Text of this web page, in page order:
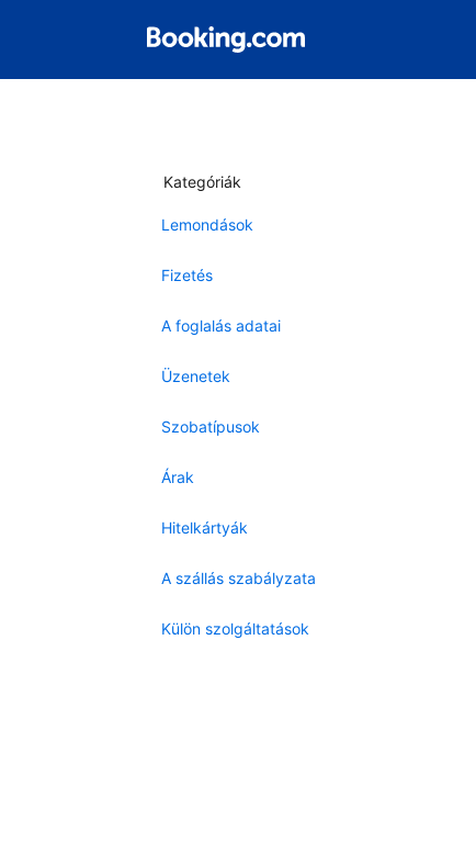
Kategóriák
Lemondások
Fizetés
A foglalás adatai
Üzenetek
Szobatípusok
Árak
Hitelkártyák
A szállás szabályzata
Külön szolgáltatások